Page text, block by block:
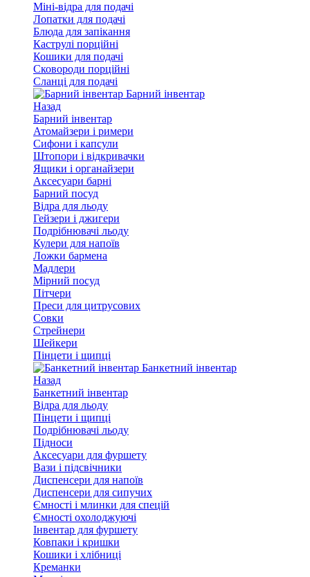
Міні-відра для подачі
Лопатки для подачі
Блюда для запікання
Каструлі порційні
Кошики для подачі
Сковороди порційні
Сланці для подачі
Барний інвентар
Назад
Барний інвентар
Атомайзери і римери
Сифони і капсули
Штопори і відкривачки
Ящики і органайзери
Аксесуари барні
Барний посуд
Відра для льоду
Гейзери і джигери
Подрібнювачі льоду
Кулери для напоїв
Ложки бармена
Мадлери
Мірний посуд
Пітчери
Преси для цитрусових
Совки
Стрейнери
Шейкери
Пінцети і щипці
Банкетний інвентар
Назад
Банкетний інвентар
Відра для льоду
Пінцети і щипці
Подрібнювачі льоду
Підноси
Аксесуари для фуршету
Вази і підсвічники
Диспенсери для напоїв
Диспенсери для сипучих
Ємності і млинки для спецій
Ємності охолоджуючі
Інвентар для фуршету
Ковпаки і кришки
Кошики і хлібниці
Креманки